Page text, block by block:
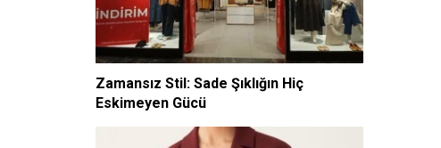
Zamansız Stil: Sade Şıklığın Hiç
Eskimeyen Gücü